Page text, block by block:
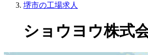
堺市の工場求人
ショウヨウ株式